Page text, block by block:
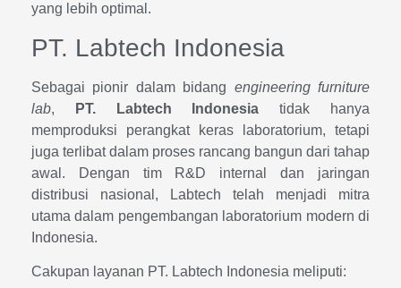
yang lebih optimal.
PT. Labtech Indonesia
Sebagai pionir dalam bidang engineering furniture
lab, PT. Labtech Indonesia tidak hanya
memproduksi perangkat keras laboratorium, tetapi
juga terlibat dalam proses rancang bangun dari tahap
awal. Dengan tim R&D internal dan jaringan
distribusi nasional, Labtech telah menjadi mitra
utama dalam pengembangan laboratorium modern di
Indonesia.
Cakupan layanan PT. Labtech Indonesia meliputi: